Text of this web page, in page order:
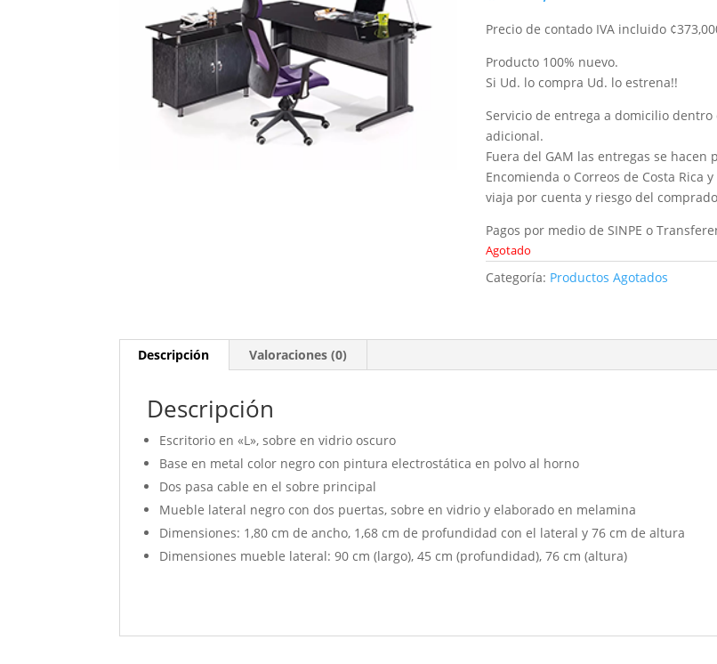
Precio de contado IVA incluido
Producto 100% nuevo.
Si Ud. lo compra Ud. lo estrena!!
Servicio de entrega a domicilio dentro
adicional.
Fuera del GAM las entregas se hacen
Encomienda o Correos de Costa Rica
viaja por cuenta y riesgo del
Pagos por medio de SINPE o
Agotado
Categoría: Productos Agotados
Descripción Valoraciones (0)
Descripción
Escritorio en «L», sobre en vidrio oscuro
Base en metal color negro con pintura electrostática en polvo al horno
Dos pasa cable en el sobre principal
Mueble lateral negro con dos puertas, sobre en vidrio y elaborado en melamina
Dimensiones: 1,80 cm de ancho, 1,68 cm de profundidad con el lateral y 76 cm de altura
Dimensiones mueble lateral: 90 cm (largo), 45 cm (profundidad), 76 cm (altura)